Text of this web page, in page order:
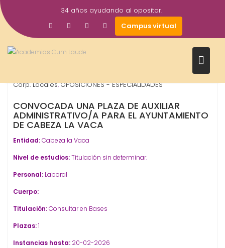
Saltar
al
contenido
34 años ayudando al opositor.
Campus virtual
Feb
2026
Gestor AcademiasCumLaude
Ayuntamientos -
Corp. Locales,OPOSICIONES - ESPECIALIDADES
CONVOCADA UNA PLAZA DE AUXILIAR
ADMINISTRATIVO/A PARA EL AYUNTAMIENTO
DE CABEZA LA VACA
Entidad:Cabeza la Vaca
Nivel de estudios:Titulación sin determinar.
Personal: Laboral
Cuerpo:
Titulación:Consultar en Bases
Plazas:1
Instancias hasta: 20-02-2026